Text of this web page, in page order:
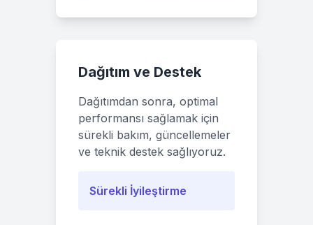
Dağıtım ve Destek
Dağıtımdan sonra, optimal
performansı sağlamak için
sürekli bakım, güncellemeler
ve teknik destek sağlıyoruz.
Sürekli İyileştirme